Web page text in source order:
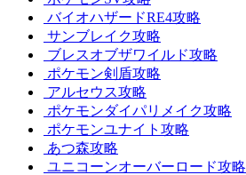
バイオハザードRE4攻略
サンブレイク攻略
ブレスオブザワイルド攻略
ポケモン剣盾攻略
アルセウス攻略
ポケモンダイパリメイク攻略
ポケモンユナイト攻略
あつ森攻略
ユニコーンオーバーロード攻略